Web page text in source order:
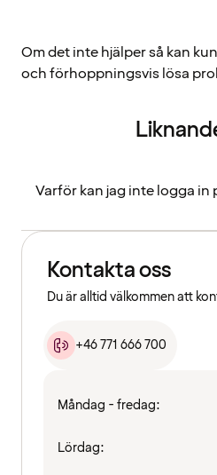
Om det inte hjälper så kan
och förhoppningsvis lösa
Varför kan jag inte logga in
Kontakta oss
Du är alltid välkommen att
+46 771 666 700
Måndag - fredag:
Lördag: